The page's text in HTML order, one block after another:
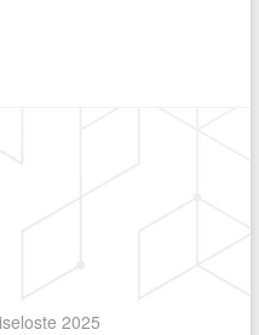
2025